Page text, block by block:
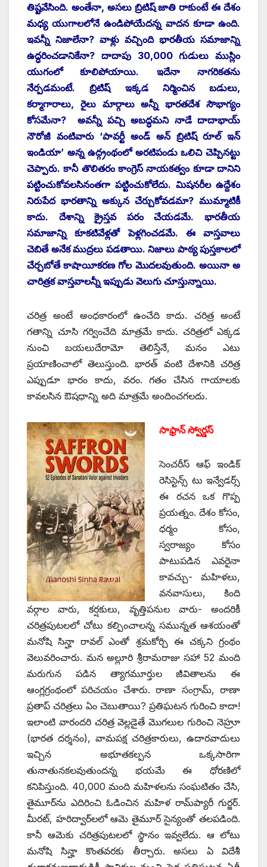
తిష్టవేసింది. అంతేనా, అసలు బ్రిటిష్‌ ‌జాతి రాకుంటే ఈ దేశం
మధ్య యుగాలలోనే ఉండిపోయేదన్న వాదన కూడా ఉంది.
ఇవన్నీ నిజాలేనా? వాళ్లు వచ్చింది భారతీయ సమాజాన్ని
ఉద్ధరించడానికేనా? దాదాపు 30,000 గుడులు ముస్లిం
యుగంలో కూలిపోయాయి. ఇదేనా నాగరికతను
నేర్పడమంటే. బ్రిటిష్‌ ఇక్కడ నిర్మించిన బడులు,
కర్మాగారాలు, రైలు మార్గాలు అన్నీ భారతదేశ సౌభాగ్యం
కోసమేనా? అవన్నీ పచ్చి అబద్ధమని నాడే దాదాభాయ్‌
‌నౌరోజీ వంటివారు ‘పావర్టీ అండ్‌ అన్‌ ‌బ్రిటిష్‌ ‌రూల్‌ ఇన్‌
ఇం‌డియా’ అన్న ఉద్గ్రంథంలో అరటిపండు ఒలిచి చెప్పినట్టు
చెప్పారు. కానీ తొలితరం కాంగ్రెస్‌ ‌నాయకత్వం కూడా దానిని
పట్టించుకోవలసినంతగా పట్టించుకోలేదు. మిషనరీల ఉద్దేశం
నిరుపేద భారతాన్ని అక్కున చేర్చుకోవడమా? ముమ్మాటికీ
కాదు. దేశాన్ని క్రైస్తవ పరం చేయడమే. భారతీయ
సమాజాన్ని కూకటివేళ్లతో పెళ్లగించడమే. ఈ వాస్తవాలు
చెబితే అనేక ముద్రలు పడతాయి. నిజాలు పాఠ్య పుస్తకాలలో
చేర్చబోతే కాషాయీకరణ గోల మొదలవుతుంది. అయినా అ
చారిత్రక వాస్తవాలన్నీ ఇప్పుడు వెలుగు చూస్తున్నాయి.
చరిత్ర అంటే అంధకారంలో ఉంచేది కాదు. చరిత్ర అంటే
గతాన్ని చూసి గర్వించేది మాత్రమే కాదు. చరిత్రలో ఎక్కడ
నుంచి బయలుదేరామో తెలిస్తేనే, మనం ఎటు
ప్రయాణించాలో తెలుస్తుంది. భారత్‌ ‌వంటి దేశానికి చరిత్ర
ఎప్పుడూ భారం కాదు, వరం. గతం చేసిన గాయాలకు
కావలసిన ఔషధాన్ని అది మాత్రమే అందించగలదు.
సాఫ్రాన్‌ ‌స్వోర్డస్
‌సెంచరీస్‌ ఆఫ్‌ ఇం‌డిక్‌
‌రెసిస్టెన్స్ ‌టు ఇన్వేడర్స్
ఈ ‌రచన ఒక గొప్ప
ప్రయత్నం. దేశం కోసం,
ధర్మం కోసం,
స్వరాజ్యం కోసం
పాటుపడిన ఎవరైనా
కావచ్చు- మహిళలు,
వనవాసులు, కింది
వర్గాల వారు, కర్షకులు, వృత్తిపనుల వారు- అందరికీ
చరిత్రపుటలలో చోటు కల్పించాలన్న సమున్నత ఆశయంతో
మనోషి సిన్హా రావల్‌ ఎం‌తో శ్రమకోర్చి ఈ చక్కని గ్రంథం
వెలువరించారు. మన అల్లూరి శ్రీరామరాజు సహా 52 మంది
మరుగున పడిన త్యాగమూర్తుల జీవితాలను ఈ
ఆంగ్లగ్రంథంలో పరిచయం చేశారు. రాణా సంగ్రామ్‌, ‌రాణా
ప్రతాప్‌ ‌చరిత్రలు ఏం చెబుతాయి? ప్రతిఘటన గురించి కాదా!
ఇలాంటి వారందరి చరిత్ర వెల్లడైతే మొగలుల గురించి నెహ్రూ
(భారత దర్శనం), వామపక్ష చరిత్రకారులు, ఉదారవాదులు
ఇచ్చిన అభూతకల్పన ఒక్కసారిగా
తునాతునకలవుతుందన్న భయమే ఈ ధోరణిలో
కనిపిస్తుంది. 40,000 మంది మహిళలను సంఘటితం చేసి,
తైమూర్‌ను ఎదిరించి ఓడించిన మహిళ రామ్‌ప్యారీ గుర్జర్‌.
‌మీరట్‌, ‌హరిద్వార్‌లలో ఆమె తైమూర్‌ ‌సైన్యంతో తలపడింది.
కానీ ఆమెకు చరిత్రపుటలలో స్థానం ఇవ్వలేదు. ఆ లోటు
మనోషి సిన్హా కొంతవరకు తీర్చారు. అసలు ఏ విదేశీ